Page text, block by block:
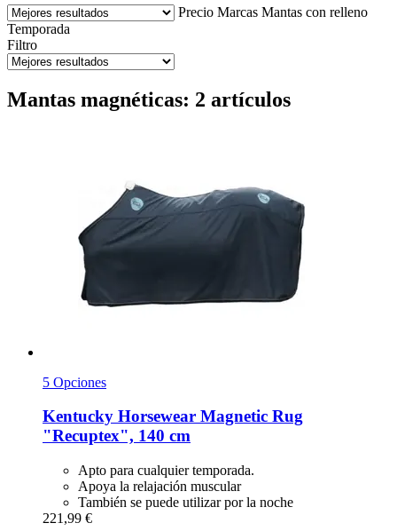
Precio Marcas Mantas con relleno
Temporada
Filtro
Mantas magnéticas: 2 artículos
5 Opciones
Kentucky Horsewear Magnetic Rug
"Recuptex", 140 cm
Apto para cualquier temporada.
Apoya la relajación muscular
También se puede utilizar por la noche
221,99 €